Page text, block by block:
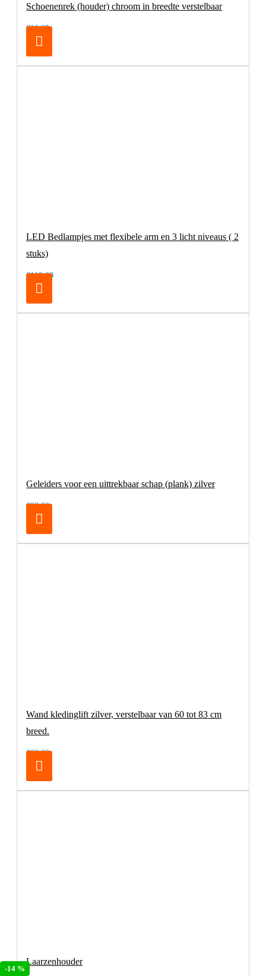
-14 %
Schoenenrek (houder) chroom in breedte verstelbaar
€16,95
LED Bedlampjes met flexibele arm en 3 licht niveaus ( 2
stuks)
€119,00
Geleiders voor een uittrekbaar schap (plank) zilver
€98,00
Wand kledinglift zilver, verstelbaar van 60 tot 83 cm
breed.
€69,00
Laarzenhouder